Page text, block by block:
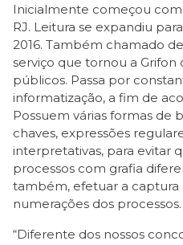
Inicialmente começou com
RJ. Leitura se expandiu
2016. Também chamado
serviço que tornou a Grifon
públicos. Passa por
informatização, a fim de
Possuem várias formas de
chaves, expressões
interpretativas, para evitar
processos com grafia
também, efetuar a captura
numerações dos processos.
“Diferente dos nossos